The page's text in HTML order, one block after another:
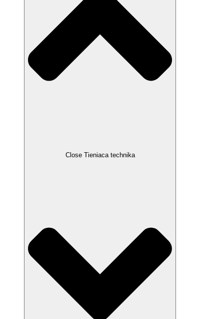
Close Tieniaca technika